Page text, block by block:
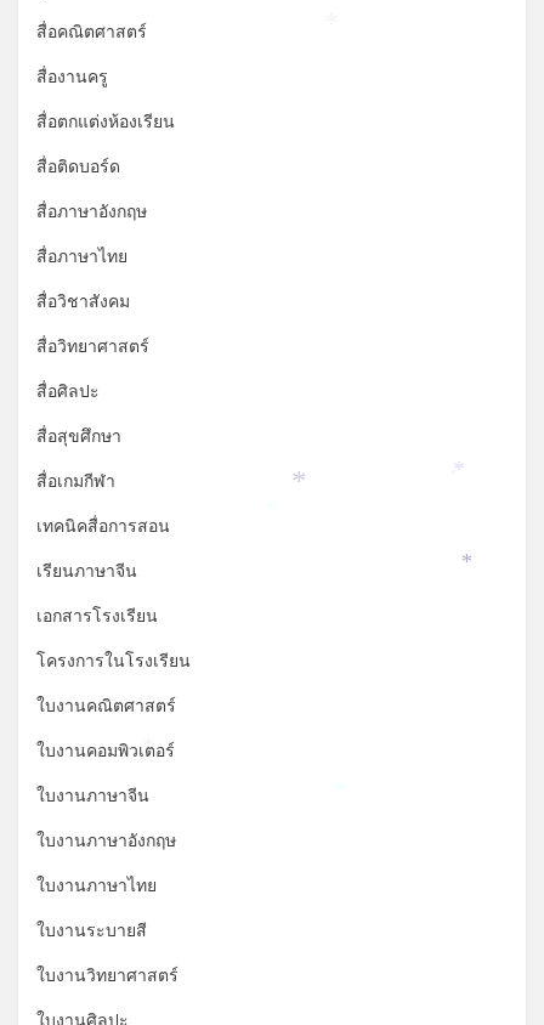
สื่อคณิตศาสตร์
สื่องานครู
สื่อตกแต่งห้องเรียน
สื่อติดบอร์ด
สื่อภาษาอังกฤษ
สื่อภาษาไทย
สื่อวิชาสังคม
สื่อวิทยาศาสตร์
สื่อศิลปะ
สื่อสุขศึกษา
สื่อเกมกีฬา
เทคนิคสื่อการสอน
เรียนภาษาจีน
เอกสารโรงเรียน
โครงการในโรงเรียน
ใบงานคณิตศาสตร์
ใบงานคอมพิวเตอร์
ใบงานภาษาจีน
ใบงานภาษาอังกฤษ
ใบงานภาษาไทย
ใบงานระบายสี
ใบงานวิทยาศาสตร์
ใบงานศิลปะ
*